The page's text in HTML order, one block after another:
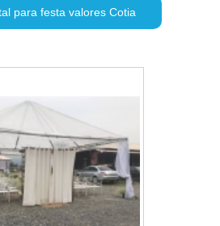
para festa valores Cotia